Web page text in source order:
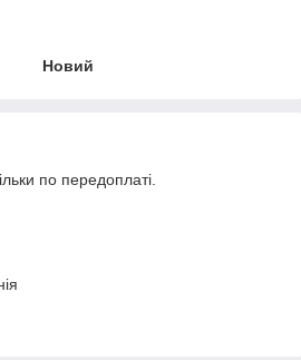
Новий
по передоплаті.